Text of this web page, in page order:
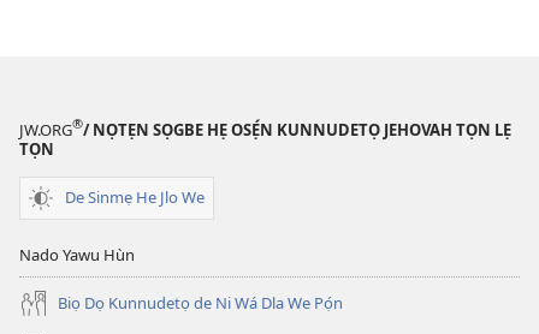
JW.ORG®/ NỌTẸN SỌGBE HẸ OSẸ́N KUNNUDETỌ JEHOVAH TỌN LẸ
TỌN
De Sinmẹ He Jlo We
Nado Yawu Hùn
Biọ Dọ Kunnudetọ de Ni Wá Dla We Pọ́n